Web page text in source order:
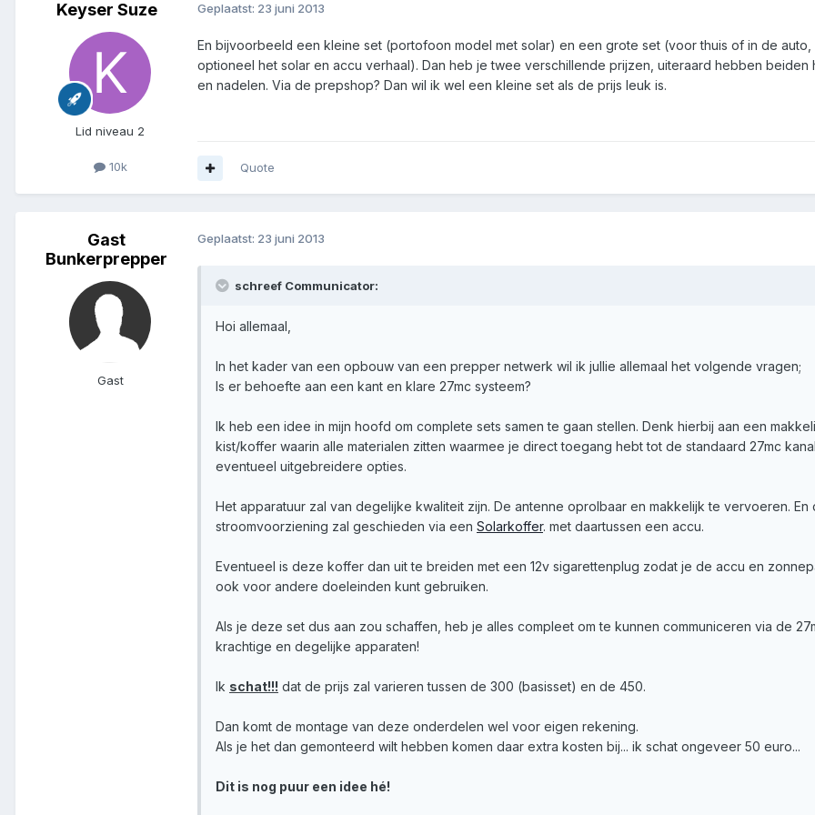
Keyser Suze
Lid niveau 2
10k
Geplaatst: 23 juni 2013
En bijvoorbeeld een kleine set (portofoon model met solar) en een grote set (voor thuis of in de auto,
optioneel het solar en accu verhaal). Dan heb je twee verschillende prijzen, uiteraard hebben beiden
en nadelen. Via de prepshop? Dan wil ik wel een kleine set als de prijs leuk is.
Quote
Gast
Bunkerprepper
Gast
Geplaatst: 23 juni 2013
schreef Communicator:
Hoi allemaal,
In het kader van een opbouw van een prepper netwerk wil ik jullie allemaal het volgende vragen;
Is er behoefte aan een kant en klare 27mc systeem?
Ik heb een idee in mijn hoofd om complete sets samen te gaan stellen. Denk hierbij aan een
kist/koffer waarin alle materialen zitten waarmee je direct toegang hebt tot de standaard 27mc
eventueel uitgebreidere opties.
Het apparatuur zal van degelijke kwaliteit zijn. De antenne oprolbaar en makkelijk te vervoeren. En
stroomvoorziening zal geschieden via een Solarkoffer. met daartussen een accu.
Eventueel is deze koffer dan uit te breiden met een 12v sigarettenplug zodat je de accu en
ook voor andere doeleinden kunt gebruiken.
Als je deze set dus aan zou schaffen, heb je alles compleet om te kunnen communiceren via de
krachtige en degelijke apparaten!
Ik schat!!! dat de prijs zal varieren tussen de 300 (basisset) en de 450.
Dan komt de montage van deze onderdelen wel voor eigen rekening.
Als je het dan gemonteerd wilt hebben komen daar extra kosten bij... ik schat ongeveer 50 euro...
Dit is nog puur een idee hé!